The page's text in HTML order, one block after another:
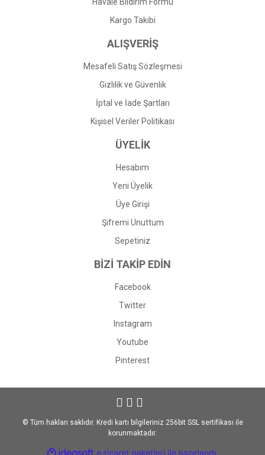
Kargo Takibi
ALIŞVERİŞ
Mesafeli Satış Sözleşmesi
Gizlilik ve Güvenlik
İptal ve İade Şartları
Kişisel Veriler Politikası
ÜYELİK
Hesabım
Yeni Üyelik
Üye Girişi
Şifremi Unuttum
Sepetiniz
BİZİ TAKİP EDİN
Facebook
Twitter
Instagram
Youtube
Pinterest
© Tüm hakları saklıdır. Kredi kartı bilgileriniz 256bit SSL sertifikası ile
korunmaktadır.
ideasoft e-